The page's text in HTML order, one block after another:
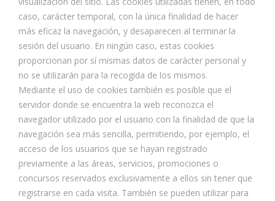
caso, carácter temporal, con la única finalidad de hacer
más eficaz la navegación, y desaparecen al terminar la
sesión del usuario. En ningún caso, estas cookies
proporcionan por sí mismas datos de carácter personal y
no se utilizarán para la recogida de los mismos.
Mediante el uso de cookies también es posible que el
servidor donde se encuentra la web reconozca el
navegador utilizado por el usuario con la finalidad de que la
navegación sea más sencilla, permitiendo, por ejemplo, el
acceso de los usuarios que se hayan registrado
previamente a las áreas, servicios, promociones o
concursos reservados exclusivamente a ellos sin tener que
registrarse en cada visita. También se pueden utilizar para